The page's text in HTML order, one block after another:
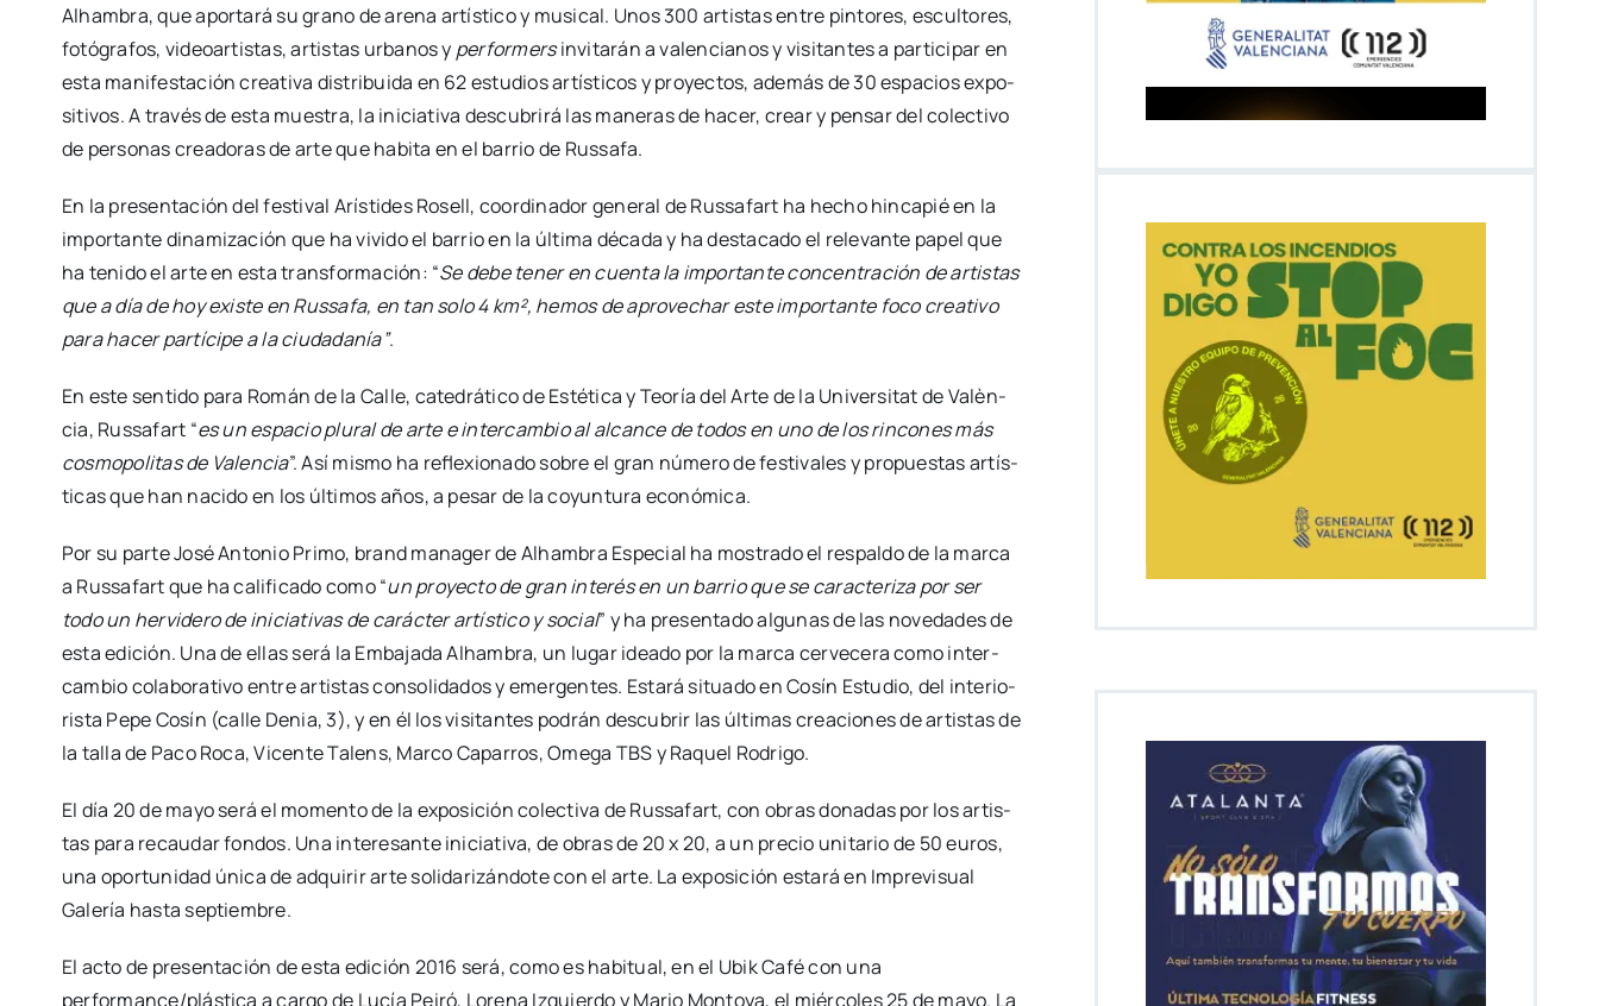
Alham­bra, que apor­ta­rá su grano de are­na artís­ti­co y musi­cal. Unos 300 artis­tas entre pin­to­res, escul­to­res,
fotó­gra­fos, video­ar­tis­tas, artis­tas urba­nos y per­for­mersinvi­ta­rán a valen­cia­nos y visi­tan­tes a par­ti­ci­par en
esta mani­fes­ta­ción crea­ti­va dis­tri­bui­da en 62 estu­dios artís­ti­cos y pro­yec­tos, ade­más de 30 espa­cios expo­
si­ti­vos. A tra­vés de esta mues­tra, la ini­cia­ti­va des­cu­bri­rá las mane­ras de hacer, crear y pen­sar del colec­ti­vo
de per­so­nas crea­do­ras de arte que habi­ta en el barrio de Rus­sa­fa.
En la pre­sen­ta­ción del fes­ti­val Arís­ti­des Rosell, coor­di­na­dor gene­ral de Rus­sa­fart ha hecho hin­ca­pié en la
impor­tan­te dina­mi­za­ción que ha vivi­do el barrio en la últi­ma déca­da y ha des­ta­ca­do el rele­van­te papel que
ha teni­do el arte en esta trans­for­ma­ción: “Se debe tener en cuen­ta la impor­tan­te con­cen­tra­ción de artis­tas
que a día de hoy exis­te en Rus­sa­fa, en tan solo 4 km², hemos de apro­ve­char este impor­tan­te foco crea­ti­vo
para hacer par­tí­ci­pe a la ciu­da­da­nía”.
En este sen­ti­do para Román de la Calle, cate­drá­ti­co de Esté­ti­ca y Teo­ría del Arte de la Uni­ver­si­tat de Valèn­
cia, Rus­sa­fart “es un espa­cio plu­ral de arte e inter­cam­bio al alcan­ce de todos en uno de los rin­co­nes más
cos­mo­po­li­tas de Valen­cia”. Así mis­mo ha refle­xio­na­do sobre el gran núme­ro de fes­ti­va­les y pro­pues­tas artís­
ti­cas que han naci­do en los últi­mos años, a pesar de la coyun­tu­ra eco­nó­mi­ca.
Por su par­te José Anto­nio Pri­mo, brand mana­ger de Alham­bra Espe­cial ha mos­tra­do el res­pal­do de la mar­ca
a Rus­sa­fart que ha cali­fi­ca­do como “un pro­yec­to de gran inte­rés en un barrio que se carac­te­ri­za por ser
todo un her­vi­de­ro de ini­cia­ti­vas de carác­ter artís­ti­co y social” y ha pre­sen­ta­do algu­nas de las nove­da­des de
esta edi­ción. Una de ellas será la Emba­ja­da Alham­bra, un lugar idea­do por la mar­ca cer­ve­ce­ra como inter­
cam­bio cola­bo­ra­ti­vo entre artis­tas con­so­li­da­dos y emer­gen­tes. Esta­rá situa­do en Cosín Estu­dio, del inte­rio­
ris­ta Pepe Cosín (calle Denia, 3), y en él los visi­tan­tes podrán des­cu­brir las últi­mas crea­cio­nes de artis­tas de
la talla de Paco Roca, Vicen­te Talens, Mar­co Capa­rros, Ome­ga TBS y Raquel Rodri­go.
El día 20 de mayo será el momen­to de la expo­si­ción colec­ti­va de Rus­sa­fart, con obras dona­das por los artis­
tas para recau­dar fon­dos. Una intere­san­te ini­cia­ti­va, de obras de 20 x 20, a un pre­cio uni­ta­rio de 50 euros,
una opor­tu­ni­dad úni­ca de adqui­rir arte soli­da­ri­zán­do­te con el arte. La expo­si­ción esta­rá en Impre­vi­sual
Gale­ría has­ta sep­tiem­bre.
El acto de pre­sen­ta­ción de esta edi­ción 2016 será, como es habi­tual, en el Ubik Café con una
performance/plástica a car­go de Lucía Pei­ró, Lore­na Izquier­do y Mario Mon­to­ya, el miér­co­les 25 de mayo. La